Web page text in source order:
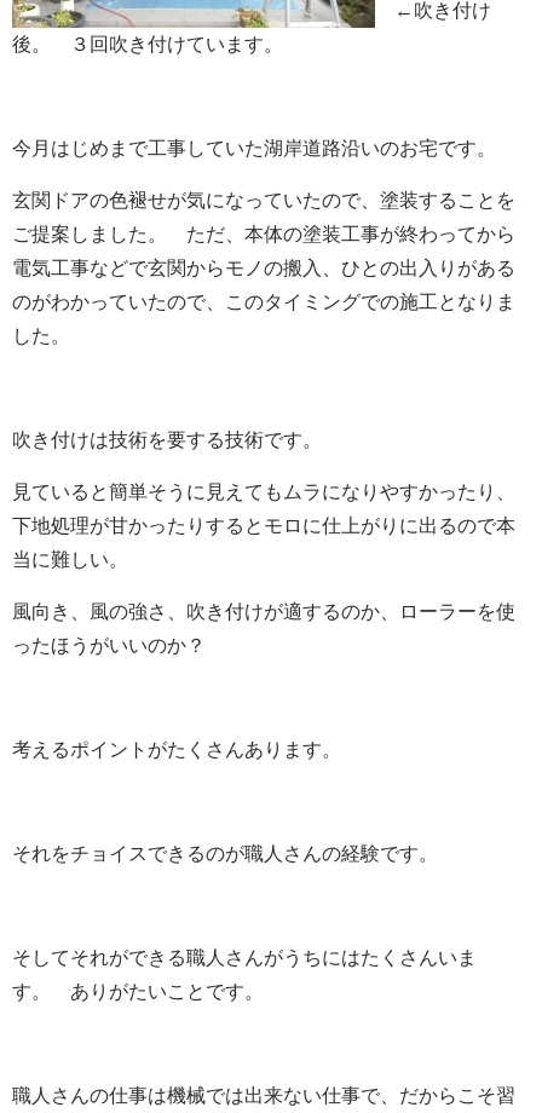
←吹き付け
後。 ３回吹き付けています。
今月はじめまで工事していた湖岸道路沿いのお宅です。
玄関ドアの色褪せが気になっていたので、塗装することを
ご提案しました。 ただ、本体の塗装工事が終わってから
電気工事などで玄関からモノの搬入、ひとの出入りがある
のがわかっていたので、このタイミングでの施工となりま
した。
吹き付けは技術を要する技術です。
見ていると簡単そうに見えてもムラになりやすかったり、
下地処理が甘かったりするとモロに仕上がりに出るので本
当に難しい。
風向き、風の強さ、吹き付けが適するのか、ローラーを使
ったほうがいいのか？
考えるポイントがたくさんあります。
それをチョイスできるのが職人さんの経験です。
そしてそれができる職人さんがうちにはたくさんいま
す。 ありがたいことです。
職人さんの仕事は機械では出来ない仕事で、だからこそ習